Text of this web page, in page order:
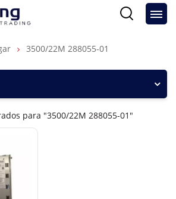
3500/22M 288055-01
para "3500/22M 288055-01"